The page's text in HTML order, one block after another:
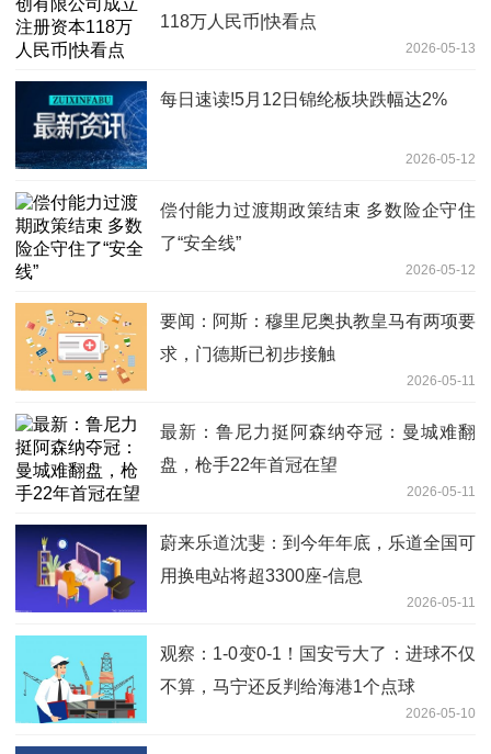
118万人民币|快看点
2026-05-13
每日速读!5月12日锦纶板块跌幅达2%
2026-05-12
偿付能力过渡期政策结束 多数险企守住
了“安全线”
2026-05-12
要闻：阿斯：穆里尼奥执教皇马有两项要
求，门德斯已初步接触
2026-05-11
最新：鲁尼力挺阿森纳夺冠：曼城难翻
盘，枪手22年首冠在望
2026-05-11
蔚来乐道沈斐：到今年年底，乐道全国可
用换电站将超3300座-信息
2026-05-11
观察：1-0变0-1！国安亏大了：进球不仅
不算，马宁还反判给海港1个点球
2026-05-10